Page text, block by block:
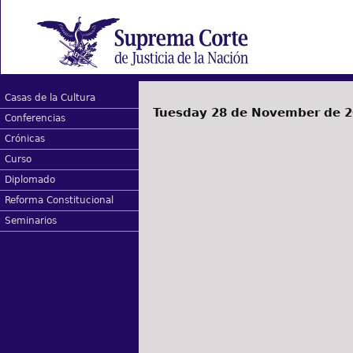
Casas de la Cultura
Conferencias
Crónicas
Curso
Diplomado
Reforma Constitucional
Seminarios
Tuesday 28 de November de